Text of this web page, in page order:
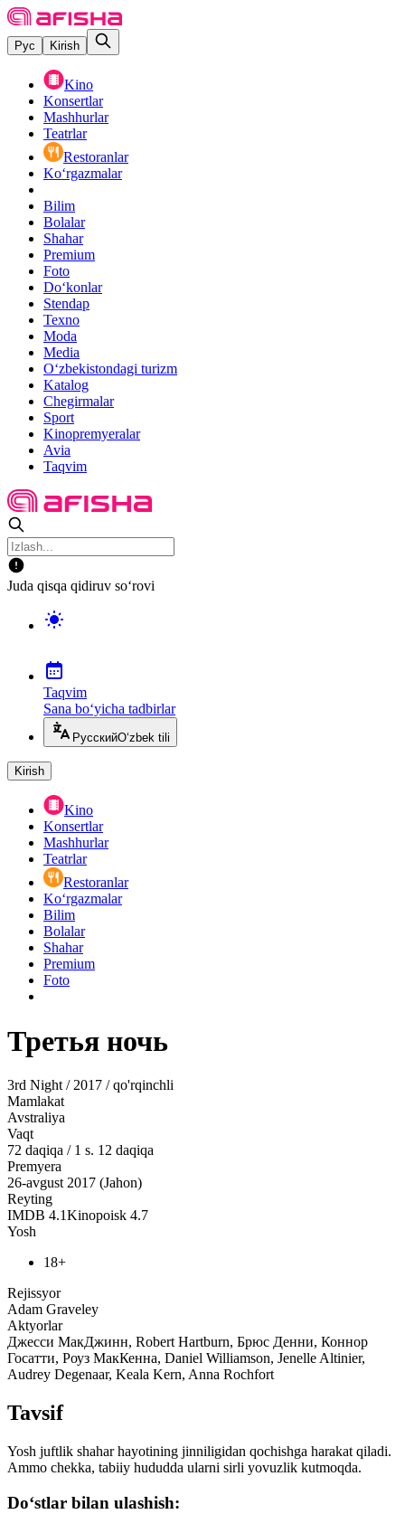
Рус Kirish
Kino
Konsertlar
Mashhurlar
Teatrlar
Restoranlar
Ko‘rgazmalar
Bilim
Bolalar
Shahar
Premium
Foto
Do‘konlar
Stendap
Texno
Moda
Media
O‘zbekistondagi turizm
Katalog
Chegirmalar
Sport
Kinopremyeralar
Avia
Taqvim
Juda qisqa qidiruv so‘rovi
Taqvim
Sana bo‘yicha tadbirlar
РусскийO‘zbek tili
Kirish
Kino
Konsertlar
Mashhurlar
Teatrlar
Restoranlar
Ko‘rgazmalar
Bilim
Bolalar
Shahar
Premium
Foto
Третья ночь
3rd Night / 2017 / qo'rqinchli
Mamlakat
Avstraliya
Vaqt
72 daqiqa / 1 s. 12 daqiqa
Premyera
26-avgust 2017 (Jahon)
Reyting
IMDB 4.1Kinopoisk 4.7
Yosh
18+
Rejissyor
Adam Graveley
Aktyorlar
Джесси МакДжинн, Robert Hartburn, Брюс Денни, Коннор
Госатти, Роуз МакКенна, Daniel Williamson, Jenelle Altinier,
Audrey Degenaar, Keala Kern, Anna Rochfort
Tavsif
Yosh juftlik shahar hayotining jinniligidan qochishga harakat qiladi.
Ammo chekka, tabiiy hududda ularni sirli yovuzlik kutmoqda.
Do‘stlar bilan ulashish: